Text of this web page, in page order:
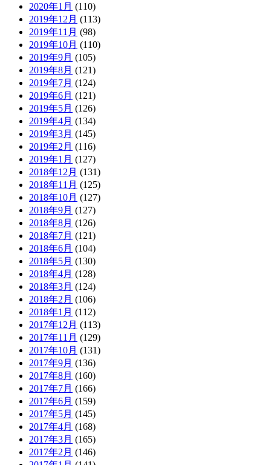
2020年1月 (110)
2019年12月 (113)
2019年11月 (98)
2019年10月 (110)
2019年9月 (105)
2019年8月 (121)
2019年7月 (124)
2019年6月 (121)
2019年5月 (126)
2019年4月 (134)
2019年3月 (145)
2019年2月 (116)
2019年1月 (127)
2018年12月 (131)
2018年11月 (125)
2018年10月 (127)
2018年9月 (127)
2018年8月 (126)
2018年7月 (121)
2018年6月 (104)
2018年5月 (130)
2018年4月 (128)
2018年3月 (124)
2018年2月 (106)
2018年1月 (112)
2017年12月 (113)
2017年11月 (129)
2017年10月 (131)
2017年9月 (136)
2017年8月 (160)
2017年7月 (166)
2017年6月 (159)
2017年5月 (145)
2017年4月 (168)
2017年3月 (165)
2017年2月 (146)